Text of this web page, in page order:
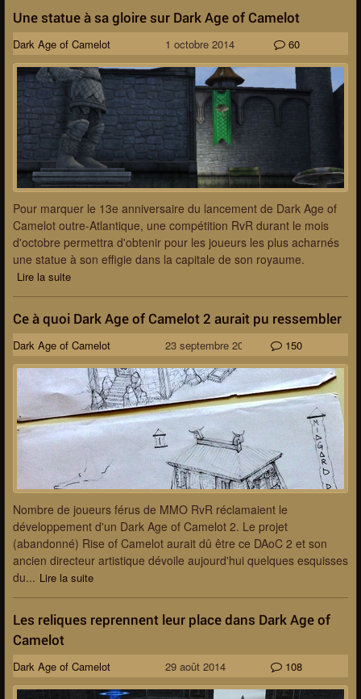
Une statue à sa gloire sur Dark Age of Camelot
Dark Age of Camelot 1 octobre 2014 60
Pour marquer le 13e anniversaire du lancement de Dark Age of
Camelot outre-Atlantique, une compétition RvR durant le mois
d'octobre permettra d'obtenir pour les joueurs les plus acharnés
une statue à son effigie dans la capitale de son royaume.
Lire la suite
Ce à quoi Dark Age of Camelot 2 aurait pu ressembler
Dark Age of Camelot 23 septembre 2014 150
Nombre de joueurs férus de MMO RvR réclamaient le
développement d'un Dark Age of Camelot 2. Le projet
(abandonné) Rise of Camelot aurait dû être ce DAoC 2 et son
ancien directeur artistique dévoile aujourd'hui quelques esquisses
du... Lire la suite
Les reliques reprennent leur place dans Dark Age of
Camelot
Dark Age of Camelot 29 août 2014 108